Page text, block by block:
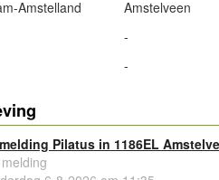
Amstelland Amstelveen
-
-
Pilatus in 1186EL